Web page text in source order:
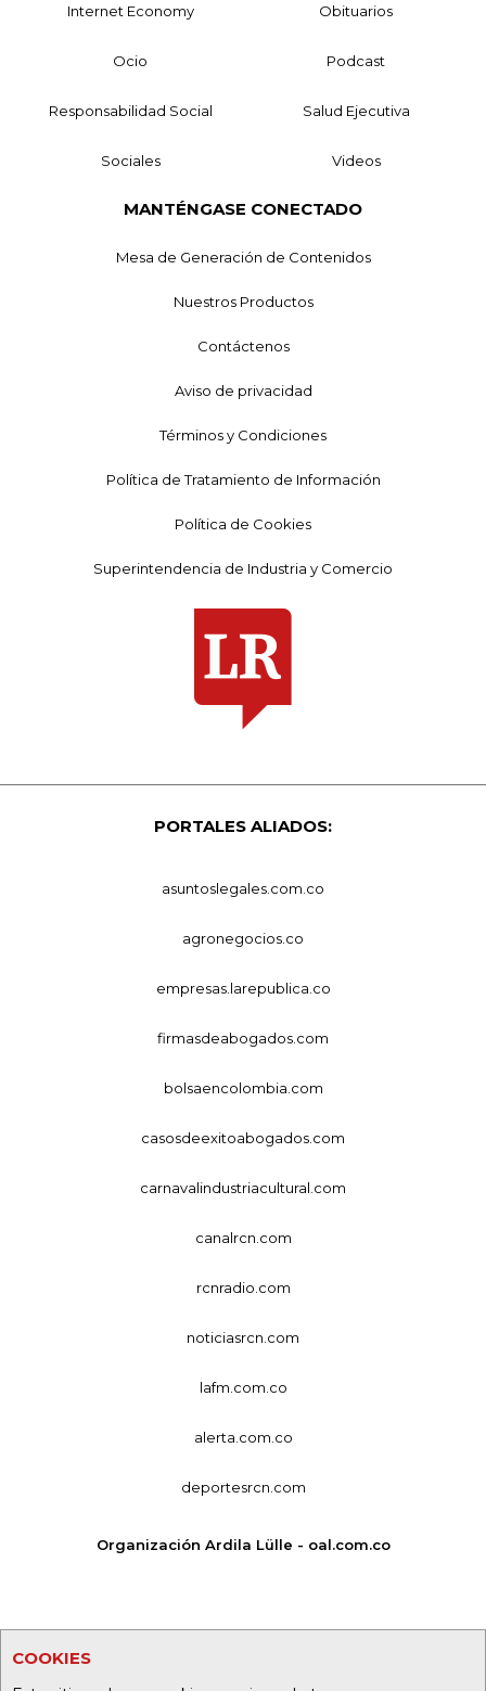
COOKIES
Internet Economy Obituarios
Ocio Podcast
Responsabilidad Social Salud Ejecutiva
Sociales Videos
MANTÉNGASE CONECTADO
Mesa de Generación de Contenidos
Nuestros Productos
Contáctenos
Aviso de privacidad
Términos y Condiciones
Política de Tratamiento de Información
Política de Cookies
Superintendencia de Industria y Comercio
PORTALES ALIADOS:
asuntoslegales.com.co
agronegocios.co
empresas.larepublica.co
firmasdeabogados.com
bolsaencolombia.com
casosdeexitoabogados.com
carnavalindustriacultural.com
canalrcn.com
rcnradio.com
noticiasrcn.com
lafm.com.co
alerta.com.co
deportesrcn.com
Organización Ardila Lülle - oal.com.co